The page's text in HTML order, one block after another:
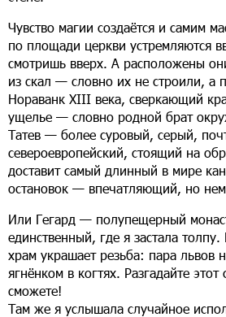
Чувство магии создаётся и самим
по площади церкви устремляются
смотришь вверх. А расположены
из скал — словно их не строили, а
Нораванк XIII века, сверкающий
ущелье — словно родной брат
Татев — более суровый, серый,
североевропейский, стоящий на
доставит самый длинный в мире
остановок — впечатляющий, но
Или Гегард — полупещерный
единственный, где я застала
храм украшает резьба: пара львов
ягнёнком в когтях. Разгадайте этот
сможете!
Там же я услышала случайное